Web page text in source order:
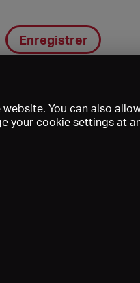
Enregistrer
You can also
your cookie settings at